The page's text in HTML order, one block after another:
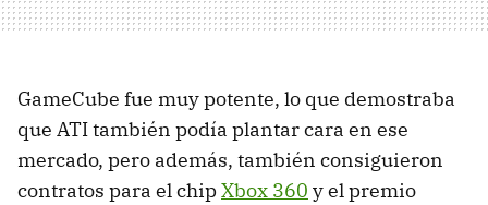
GameCube fue muy potente, lo que demostraba
que ATI también podía plantar cara en ese
mercado, pero además, también consiguieron
contratos para el chipXbox 360 y el premio